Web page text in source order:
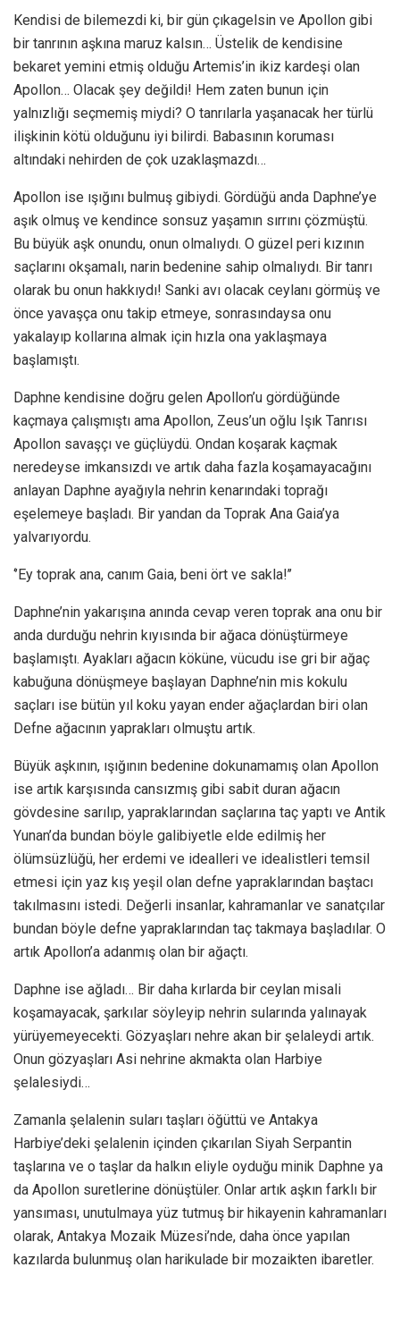
Kendisi de bilemezdi ki, bir gün çıkagelsin ve Apollon gibi
bir tanrının aşkına maruz kalsın… Üstelik de kendisine
bekaret yemini etmiş olduğu Artemis’in ikiz kardeşi olan
Apollon… Olacak şey değildi! Hem zaten bunun için
yalnızlığı seçmemiş miydi? O tanrılarla yaşanacak her türlü
ilişkinin kötü olduğunu iyi bilirdi. Babasının koruması
altındaki nehirden de çok uzaklaşmazdı…
Apollon ise ışığını bulmuş gibiydi. Gördüğü anda Daphne’ye
aşık olmuş ve kendince sonsuz yaşamın sırrını çözmüştü.
Bu büyük aşk onundu, onun olmalıydı. O güzel peri kızının
saçlarını okşamalı, narin bedenine sahip olmalıydı. Bir tanrı
olarak bu onun hakkıydı! Sanki avı olacak ceylanı görmüş ve
önce yavaşça onu takip etmeye, sonrasındaysa onu
yakalayıp kollarına almak için hızla ona yaklaşmaya
başlamıştı.
Daphne kendisine doğru gelen Apollon’u gördüğünde
kaçmaya çalışmıştı ama Apollon, Zeus’un oğlu Işık Tanrısı
Apollon savaşçı ve güçlüydü. Ondan koşarak kaçmak
neredeyse imkansızdı ve artık daha fazla koşamayacağını
anlayan Daphne ayağıyla nehrin kenarındaki toprağı
eşelemeye başladı. Bir yandan da Toprak Ana Gaia’ya
yalvarıyordu.
‘’Ey toprak ana, canım Gaia, beni ört ve sakla!’’
Daphne’nin yakarışına anında cevap veren toprak ana onu bir
anda durduğu nehrin kıyısında bir ağaca dönüştürmeye
başlamıştı. Ayakları ağacın köküne, vücudu ise gri bir ağaç
kabuğuna dönüşmeye başlayan Daphne’nin mis kokulu
saçları ise bütün yıl koku yayan ender ağaçlardan biri olan
Defne ağacının yaprakları olmuştu artık.
Büyük aşkının, ışığının bedenine dokunamamış olan Apollon
ise artık karşısında cansızmış gibi sabit duran ağacın
gövdesine sarılıp, yapraklarından saçlarına taç yaptı ve Antik
Yunan’da bundan böyle galibiyetle elde edilmiş her
ölümsüzlüğü, her erdemi ve idealleri ve idealistleri temsil
etmesi için yaz kış yeşil olan defne yapraklarından baştacı
takılmasını istedi. Değerli insanlar, kahramanlar ve sanatçılar
bundan böyle defne yapraklarından taç takmaya başladılar. O
artık Apollon’a adanmış olan bir ağaçtı.
Daphne ise ağladı… Bir daha kırlarda bir ceylan misali
koşamayacak, şarkılar söyleyip nehrin sularında yalınayak
yürüyemeyecekti. Gözyaşları nehre akan bir şelaleydi artık.
Onun gözyaşları Asi nehrine akmakta olan Harbiye
şelalesiydi…
Zamanla şelalenin suları taşları öğüttü ve Antakya
Harbiye’deki şelalenin içinden çıkarılan Siyah Serpantin
taşlarına ve o taşlar da halkın eliyle oyduğu minik Daphne ya
da Apollon suretlerine dönüştüler. Onlar artık aşkın farklı bir
yansıması, unutulmaya yüz tutmuş bir hikayenin kahramanları
olarak, Antakya Mozaik Müzesi’nde, daha önce yapılan
kazılarda bulunmuş olan harikulade bir mozaikten ibaretler.